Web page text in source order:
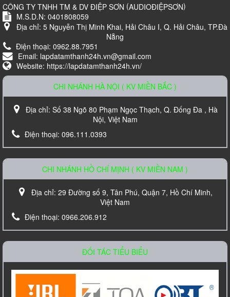
Loa Karaoke Nanomax JB-625
Liên hệ
Loa âm trần TOA PC-648R
Liên hệ
CÔNG TY TNHH TM & DV ĐIỆP SƠN (AUDIOĐIỆPSƠN)
M.S.D.N: 0401808059
Địa chỉ: 5 Nguyễn Thị Minh Khai, Hải Châu I, Q. Hải Châu, TP.Đà
Nẵng
Điện thoại: 0962.88.7951
Email: lapdatamthanh24h.vn@gmail.com
Website: https://lapdatamthanh24h.vn/
CHI NHÁNH HÀ NỘI ( KV MIỀN BẮC )
Địa chỉ: Số 38 Ngõ 80 Phạm Ngọc Thạch, Q. Đống Đa , Hà
Nội, Việt Nam
Điện thoại: 096.111.0393
CHI NHÁNH HỒ CHÍ MỊNH ( KV MIỀN NAM )
Địa chỉ: 29 Đường số 9, Tân Phú, Quận 7, Hồ Chí Minh,
Việt Nam
Điện thoại: 0966.206.912
ĐỐI TÁC TIỂU BIỂU